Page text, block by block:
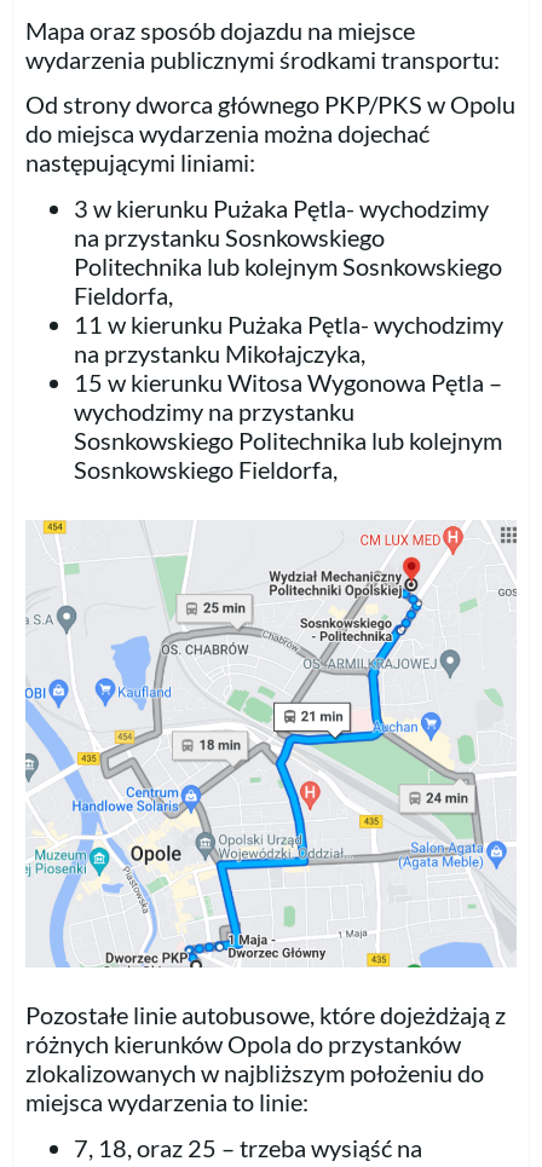
Mapa oraz sposób dojazdu na miejsce
wydarzenia publicznymi środkami transportu:
Od strony dworca głównego PKP/PKS w Opolu
do miejsca wydarzenia można dojechać
następującymi liniami:
3 w kierunku Pużaka Pętla- wychodzimy
na przystanku Sosnkowskiego
Politechnika lub kolejnym Sosnkowskiego
Fieldorfa,
11 w kierunku Pużaka Pętla- wychodzimy
na przystanku Mikołajczyka,
15 w kierunku Witosa Wygonowa Pętla –
wychodzimy na przystanku
Sosnkowskiego Politechnika lub kolejnym
Sosnkowskiego Fieldorfa,
Pozostałe linie autobusowe, które dojeżdżają z
różnych kierunków Opola do przystanków
zlokalizowanych w najbliższym położeniu do
miejsca wydarzenia to linie:
7, 18, oraz 25 – trzeba wysiąść na